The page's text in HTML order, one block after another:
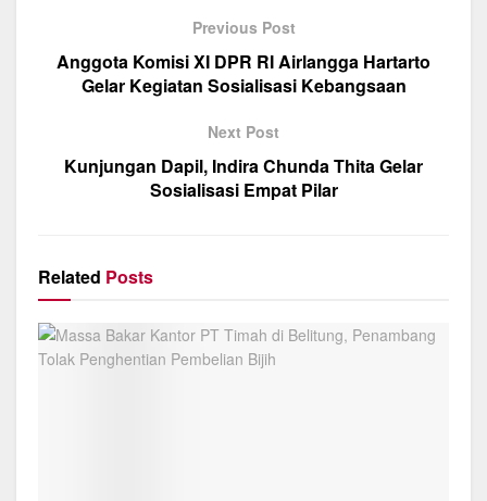
o
o
p
p
a
m
Previous Post
Anggota Komisi XI DPR RI Airlangga Hartarto
Gelar Kegiatan Sosialisasi Kebangsaan
Next Post
Kunjungan Dapil, Indira Chunda Thita Gelar
Sosialisasi Empat Pilar
Related Posts